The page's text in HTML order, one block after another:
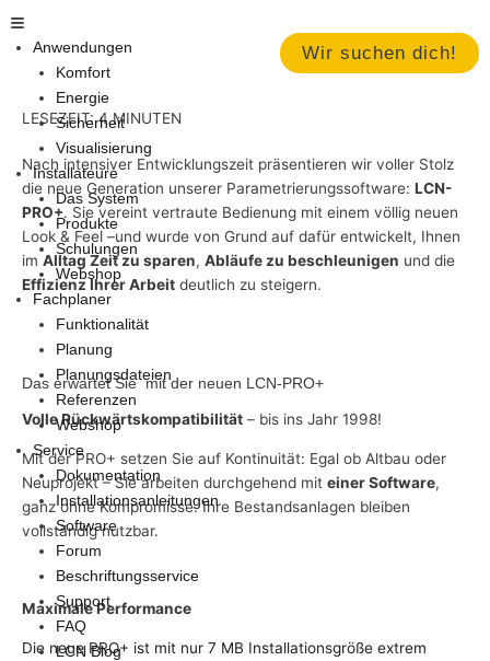
Main
MenuAnwendungen
Komfort
Energie
Sicherheit
Visualisierung
Installateure
Das System
Produkte
Schulungen
Webshop
Fachplaner
Funktionalität
Planung
Planungsdateien
Referenzen
Webshop
Service
Dokumentation
Installationsanleitungen
Software
Forum
Beschriftungsservice
Support
FAQ
LCN Blog
Wir suchen dich!
LESEZEIT: 4 MINUTEN
Nach intensiver Entwicklungszeit präsentieren wir voller Stolz
die neue Generation unserer Parametrierungssoftware: LCN-
PRO+. Sie vereint vertraute Bedienung mit einem völlig neuen
Look & Feel –und wurde von Grund auf dafür entwickelt, Ihnen
im Alltag Zeit zu sparen, Abläufe zu beschleunigen und die
Effizienz Ihrer Arbeit deutlich zu steigern.
Das erwartet Sie mit der neuen LCN-PRO+
Volle Rückwärtskompatibilität – bis ins Jahr 1998!
Mit der PRO+ setzen Sie auf Kontinuität: Egal ob Altbau oder
Neuprojekt – Sie arbeiten durchgehend mit einer Software,
ganz ohne Kompromisse. Ihre Bestandsanlagen bleiben
vollständig nutzbar.
Maximale Performance
Die neue PRO+ ist mit nur 7 MB Installationsgröße extrem